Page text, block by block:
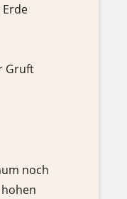
Gruft
noch